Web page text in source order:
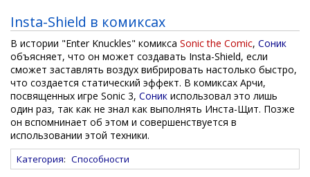
Insta-Shield в комиксах
В истории "Enter Knuckles" комикса Sonic the Comic, Соник
объясняет, что он может создавать Insta-Shield, если
сможет заставлять воздух вибрировать настолько быстро,
что создается статический эффект. В комиксах Арчи,
посвященных игре Sonic 3, Соник использовал это лишь
один раз, так как не знал как выполнять Инста-Щит. Позже
он вспомнинает об этом и совершенствуется в
использовании этой техники.
Категория: Способности